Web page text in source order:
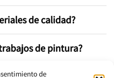
de
de calidad?
de pintura?